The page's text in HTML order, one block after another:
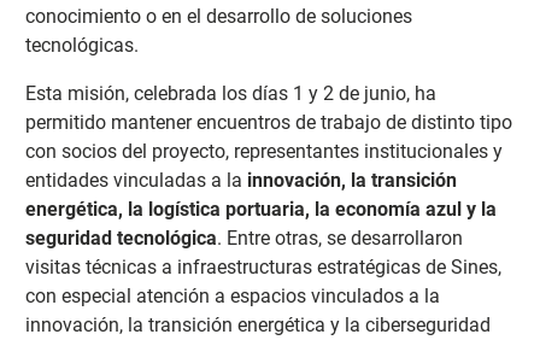
conocimiento o en el desarrollo de soluciones
tecnológicas.
Esta misión, celebrada los días 1 y 2 de junio, ha
permitido mantener encuentros de trabajo de distinto tipo
con socios del proyecto, representantes institucionales y
entidades vinculadas a la innovación, la transición
energética, la logística portuaria, la economía azul y la
seguridad tecnológica. Entre otras, se desarrollaron
visitas técnicas a infraestructuras estratégicas de Sines,
con especial atención a espacios vinculados a la
innovación, la transición energética y la ciberseguridad